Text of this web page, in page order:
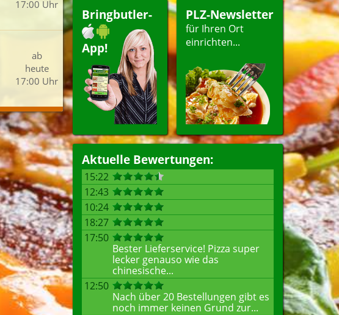
Bringbutler-
App!
PLZ-Newsletter
für Ihren Ort
einrichten...
Aktuelle Bewertungen:
15:22
12:43
10:24
18:27
17:50
Bester Lieferservice! Pizza super
lecker genauso wie das
chinesische...
12:50
Nach über 20 Bestellungen gibt es
noch immer keinen Grund zur...
Suppen
17:00 Uhr
ab
heute
17:00 Uhr